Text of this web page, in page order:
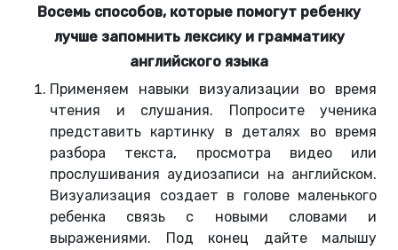
Восемь способов, которые помогут ребенку
лучше запомнить лексику и грамматику
английского языка
Применяем навыки визуализации во время
чтения и слушания. Попросите ученика
представить картинку в деталях во время
разбора текста, просмотра видео или
прослушивания аудиозаписи на английском.
Визуализация создает в голове маленького
ребенка связь с новыми словами и
выражениями. Под конец дайте малышу